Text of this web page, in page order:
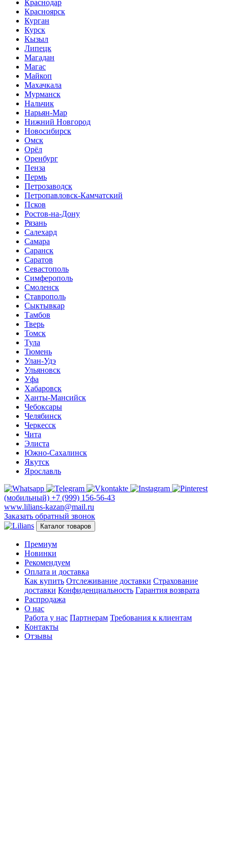
Краснодар
Красноярск
Курган
Курск
Кызыл
Липецк
Магадан
Магас
Майкоп
Махачкала
Мурманск
Нальчик
Нарьян-Мар
Нижний Новгород
Новосибирск
Омск
Орёл
Оренбург
Пенза
Пермь
Петрозаводск
Петропавловск-Камчатский
Псков
Ростов-на-Дону
Рязань
Салехард
Самара
Саранск
Саратов
Севастополь
Симферополь
Смоленск
Ставрополь
Сыктывкар
Тамбов
Тверь
Томск
Тула
Тюмень
Улан-Удэ
Ульяновск
Уфа
Хабаровск
Ханты-Мансийск
Чебоксары
Челябинск
Черкесск
Чита
Элиста
Южно-Сахалинск
Якутск
Ярославль
(мобильный) +7 (999) 156-56-43
www.lilians-kazan@mail.ru
Заказать обратный звонок
Каталог товаров
Премиум
Новинки
Рекомендуем
Оплата и доставка
Как купить Отслеживание доставки Страхование
доставки Конфиденциальность Гарантия возврата
Распродажа
О нас
Работа у нас Партнерам Требования к клиентам
Контакты
Отзывы